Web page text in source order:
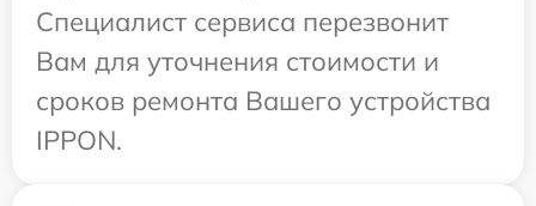
Специалист сервиса перезвонит
Вам для уточнения стоимости и
сроков ремонта Вашего устройства
IPPON.